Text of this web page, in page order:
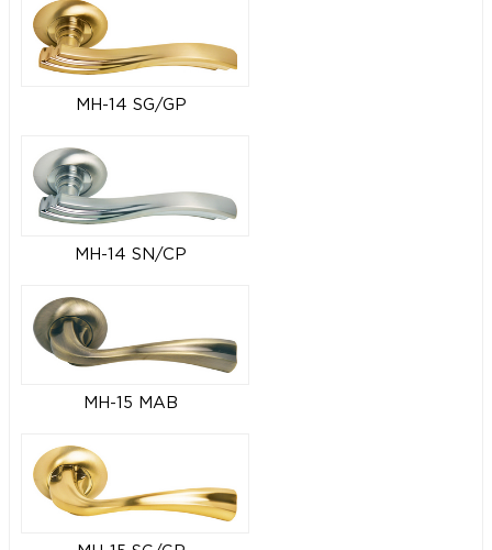
MH-14 SG/GP
MH-14 SN/CP
MH-15 MAB